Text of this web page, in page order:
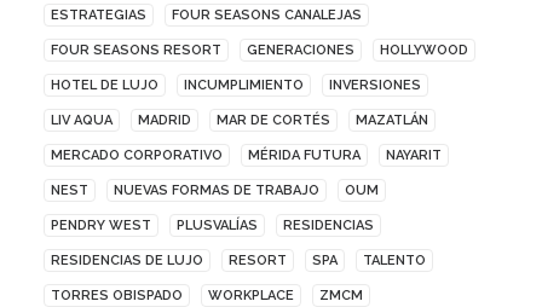
ESTRATEGIAS FOUR SEASONS CANALEJAS
FOUR SEASONS RESORT GENERACIONES HOLLYWOOD
HOTEL DE LUJO INCUMPLIMIENTO INVERSIONES
LIV AQUA MADRID MAR DE CORTÉS MAZATLÁN
MERCADO CORPORATIVO MÉRIDA FUTURA NAYARIT
NEST NUEVAS FORMAS DE TRABAJO OUM
PENDRY WEST PLUSVALÍAS RESIDENCIAS
RESIDENCIAS DE LUJO RESORT SPA TALENTO
TORRES OBISPADO WORKPLACE ZMCM